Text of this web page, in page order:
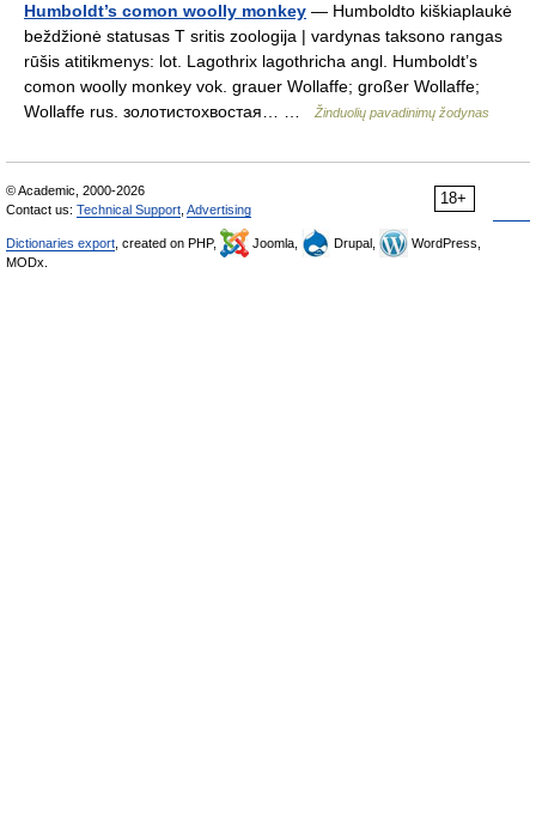
Humboldt’s comon woolly monkey — Humboldto kiškiaplaukė
beždžionė statusas T sritis zoologija | vardynas taksono rangas
rūšis atitikmenys: lot. Lagothrix lagothricha angl. Humboldt’s
comon woolly monkey vok. grauer Wollaffe; großer Wollaffe;
Wollaffe rus. золотистохвостая… …
Žinduolių pavadinimų žodynas
18+
© Academic, 2000-2026
Contact us: Technical Support Advertising
Dictionaries export , created on PHP, Joomla, Drupal,
WordPress,
MODx.